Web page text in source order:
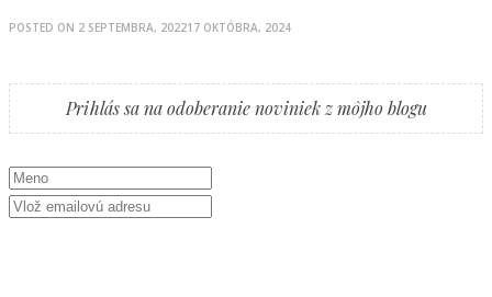
POSTED ON 2 SEPTEMBRA, 202217 OKTÓBRA, 2024
Prihlás sa na odoberanie noviniek z môjho blogu